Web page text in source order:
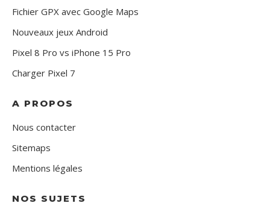
Fichier GPX avec Google Maps
Nouveaux jeux Android
Pixel 8 Pro vs iPhone 15 Pro
Charger Pixel 7
A PROPOS
Nous contacter
Sitemaps
Mentions légales
NOS SUJETS